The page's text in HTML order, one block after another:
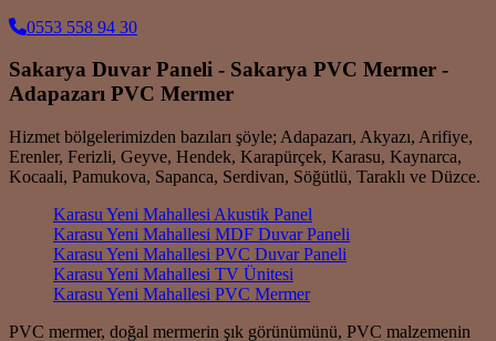
0553 558 94 30
Sakarya Duvar Paneli - Sakarya PVC Mermer -
Adapazarı PVC Mermer
Hizmet bölgelerimizden bazıları şöyle; Adapazarı, Akyazı, Arifiye,
Erenler, Ferizli, Geyve, Hendek, Karapürçek, Karasu, Kaynarca,
Kocaali, Pamukova, Sapanca, Serdivan, Söğütlü, Taraklı ve Düzce.
Karasu Yeni Mahallesi Akustik Panel
Karasu Yeni Mahallesi MDF Duvar Paneli
Karasu Yeni Mahallesi PVC Duvar Paneli
Karasu Yeni Mahallesi TV Ünitesi
Karasu Yeni Mahallesi PVC Mermer
PVC mermer, doğal mermerin şık görünümünü, PVC malzemenin